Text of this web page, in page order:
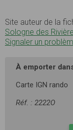
Site auteur de la
Sologne des
Signaler un
À emporter
Carte IGN rando
Réf. : 2222O